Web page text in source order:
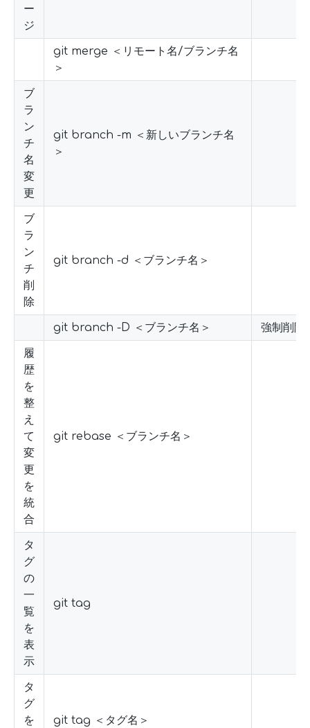
ー
ジ
git merge ＜リモート名/ブランチ名
＞
ブ
ラ
ン
チ
名
変
更
git branch -m ＜新しいブランチ名
＞
ブ
ラ
ン
チ
削
除
git branch -d ＜ブランチ名＞
git branch -D ＜ブランチ名＞ 強制削除
履
歴
を
整
え
て
変
更
を
統
合
git rebase ＜ブランチ名＞
タ
グ
の
一
覧
を
表
示
git tag
タ
グ
を
git tag ＜タグ名＞